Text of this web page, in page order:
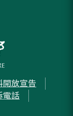
開放宣告
電話